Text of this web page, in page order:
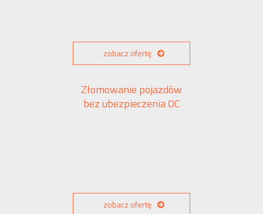
zobacz ofertę
Złomowanie pojazdów
bez ubezpieczenia OC
zobacz ofertę